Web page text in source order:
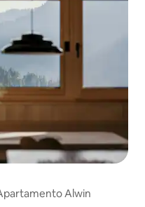
Hideaway, Ferienhaus Apartamento Alwin